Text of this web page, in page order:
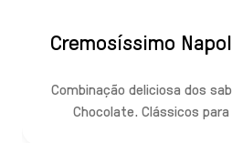
Cremosíssimo
Combinação deliciosa dos
Chocolate. Clássicos